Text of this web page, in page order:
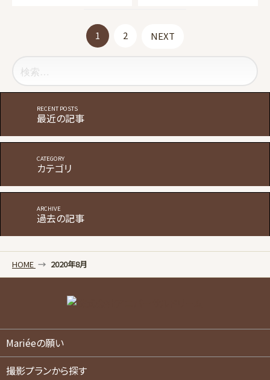
投稿ナビゲーション
1
固
ジ
2 NEXT
索:
最近の記事
カテゴリ
過去の記事
HOME 2020年8月
Mariéeの願い
撮影プランから探す